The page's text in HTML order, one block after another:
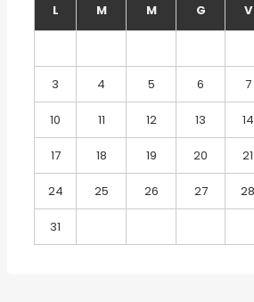
L M M G V
3 4 5 6 7
10 11 12 13 14
17 18 19 20 21
24 25 26 27 28
31